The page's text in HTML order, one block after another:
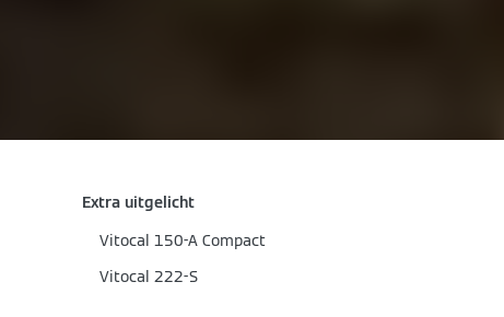
Extra uitgelicht
Vitocal 150-A Compact
Vitocal 222-S